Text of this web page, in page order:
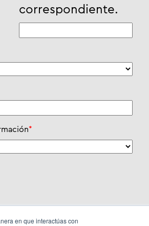
en que interactúas con
correspondiente.
*